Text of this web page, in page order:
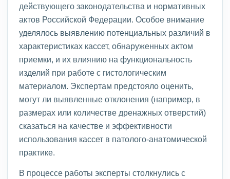
действующего законодательства и нормативных
актов Российской Федерации. Особое внимание
уделялось выявлению потенциальных различий в
характеристиках кассет, обнаруженных актом
приемки, и их влиянию на функциональность
изделий при работе с гистологическим
материалом. Экспертам предстояло оценить,
могут ли выявленные отклонения (например, в
размерах или количестве дренажных отверстий)
сказаться на качестве и эффективности
использования кассет в патолого-анатомической
практике.
В процессе работы эксперты столкнулись с